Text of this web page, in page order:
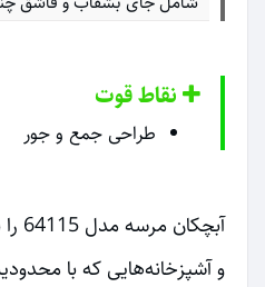
نقاط قوت
طراحی جمع و جور
و آشپزخانه‌هایی که با